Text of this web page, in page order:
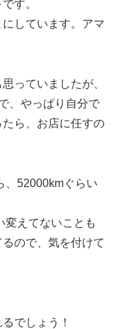
す。
しています。アマ
っていましたが、
、やっぱり自分で
ら、お店に任すの
、52000kmぐらい
変えてないことも
ので、気を付けて
でしょう！